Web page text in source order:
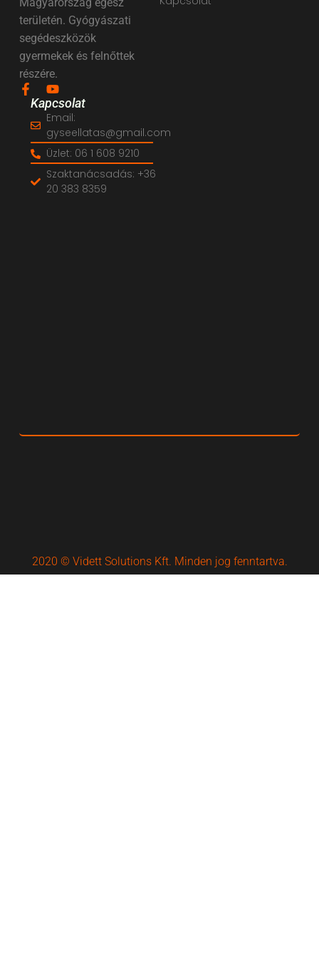
Magyarország egész
területén. Gyógyászati
segédeszközök
gyermekek és felnőttek
részére.
Kapcsolat
Email:
gyseellatas@gmail.com
Üzlet: 06 1 608 9210
Szaktanácsadás: +36
20 383 8359
2020 © Vidett Solutions Kft. Minden jog fenntartva.